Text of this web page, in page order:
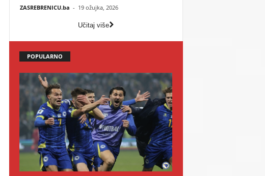
ZASREBRENICU.ba - 19 ožujka, 2026
Učitaj više
POPULARNO